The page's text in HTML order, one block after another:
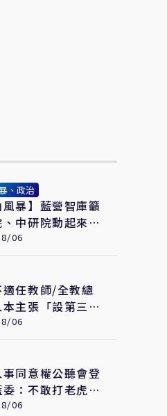
、政治
風暴】藍營智庫籲
、中研院動起來
追蹤機制
06
適任教師/全教總
主張「設第三方
盼廢校事會議、
流
06
同意權公聽會登
：不敢打老虎還
脂民膏嗎
06